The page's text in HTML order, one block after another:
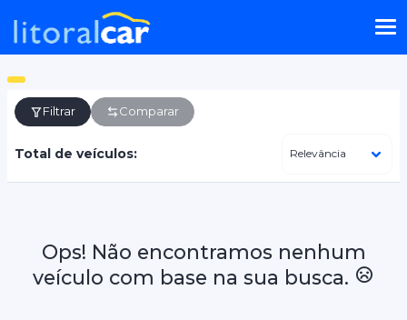
Filtrar Comparar
Total de veículos:
Ops! Não encontramos nenhum
veículo com base na sua busca.